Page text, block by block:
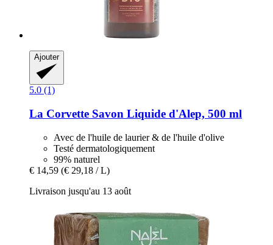
Ajouter
5.0 (1)
La Corvette Savon Liquide d'Alep, 500 ml
Avec de l'huile de laurier & de l'huile d'olive
Testé dermatologiquement
99% naturel
€ 14,59 (€ 29,18 / L)
Livraison jusqu'au 13 août